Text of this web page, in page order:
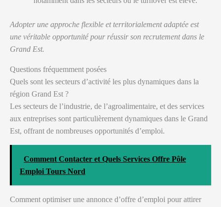
Adopter une approche flexible et territorialement adaptée est
une véritable opportunité pour réussir son recrutement dans le
Grand Est.
Questions fréquemment posées
Quels sont les secteurs d’activité les plus dynamiques dans la
région Grand Est ?
Les secteurs de l’industrie, de l’agroalimentaire, et des services
aux entreprises sont particulièrement dynamiques dans le Grand
Est, offrant de nombreuses opportunités d’emploi.
Comment Contacter et Quels Services Offre Pôle
Emploi Tours Nord
Comment optimiser une annonce d’offre d’emploi pour attirer